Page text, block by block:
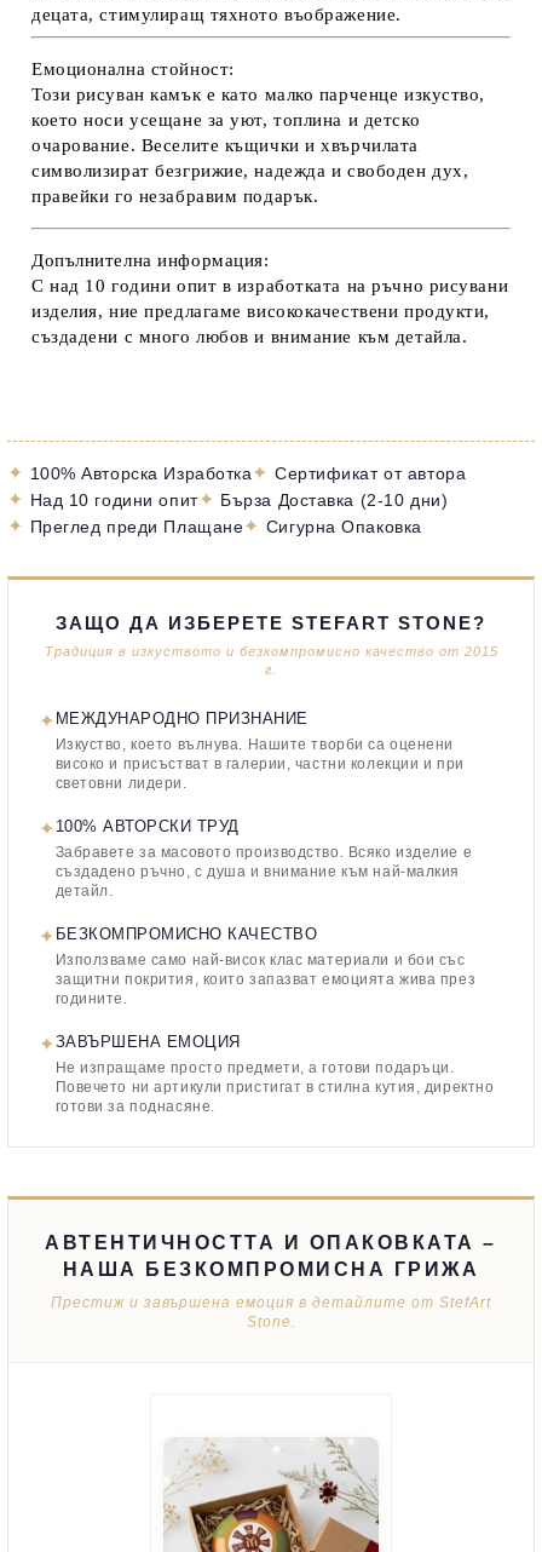
децата, стимулиращ тяхното въображение.
Емоционална стойност:
Този рисуван камък е като малко парченце изкуство,
което носи усещане за уют, топлина и детско
очарование. Веселите къщички и хвърчилата
символизират безгрижие, надежда и свободен дух,
правейки го незабравим подарък.
Допълнителна информация:
С над 10 години опит в изработката на ръчно рисувани
изделия, ние предлагаме висококачествени продукти,
създадени с много любов и внимание към детайла.
✦ 100% Авторска Изработка✦ Сертификат от автора
✦ Над 10 години опит✦ Бърза Доставка (2-10 дни)
✦ Преглед преди Плащане✦ Сигурна Опаковка
ЗАЩО ДА ИЗБЕРЕТЕ STEFART STONE?
Традиция в изкуството и безкомпромисно качество от 2015
г.
✦ МЕЖДУНАРОДНО ПРИЗНАНИЕ
Изкуство, което вълнува. Нашите творби са оценени
високо и присъстват в галерии, частни колекции и при
световни лидери.
✦ 100% АВТОРСКИ ТРУД
Забравете за масовото производство. Всяко изделие е
създадено ръчно, с душа и внимание към най-малкия
детайл.
✦ БЕЗКОМПРОМИСНО КАЧЕСТВО
Използваме само най-висок клас материали и бои със
защитни покрития, които запазват емоцията жива през
годините.
✦ЗАВЪРШЕНА ЕМОЦИЯ
Не изпращаме просто предмети, а готови подаръци.
Повечето ни артикули пристигат в стилна кутия, директно
готови за поднасяне.
АВТЕНТИЧНОСТТА И ОПАКОВКАТА –
НАША БЕЗКОМПРОМИСНА ГРИЖА
Престиж и завършена емоция в детайлите от StefArt
Stone.